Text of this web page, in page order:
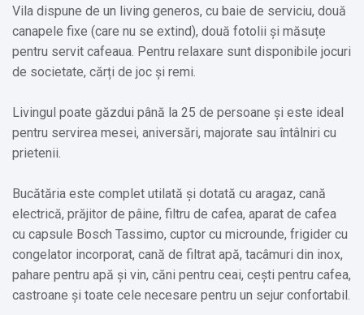
Vila dispune de un living generos, cu baie de serviciu, două
canapele fixe (care nu se extind), două fotolii și măsuțe
pentru servit cafeaua. Pentru relaxare sunt disponibile jocuri
de societate, cărți de joc și remi.
Livingul poate găzdui până la 25 de persoane și este ideal
pentru servirea mesei, aniversări, majorate sau întâlniri cu
prietenii.
Bucătăria este complet utilată și dotată cu aragaz, cană
electrică, prăjitor de pâine, filtru de cafea, aparat de cafea
cu capsule Bosch Tassimo, cuptor cu microunde, frigider cu
congelator incorporat, cană de filtrat apă, tacâmuri din inox,
pahare pentru apă și vin, căni pentru ceai, cești pentru cafea,
castroane și toate cele necesare pentru un sejur confortabil.